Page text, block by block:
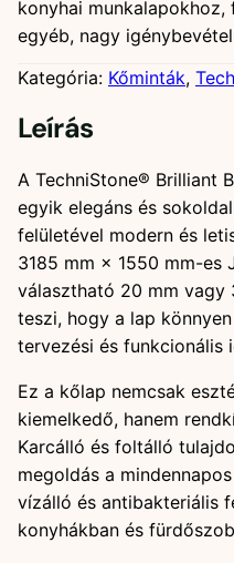
konyhai
egyéb, nagy
Kategória: Kőminták,
Leírás
A TechniStone® Brilliant
egyik elegáns és
felületével modern és
3185 mm × 1550 mm-es
választható 20 mm vagy
teszi, hogy a lap
tervezési és funkcionális
Ez a kőlap nemcsak
kiemelkedő, hanem
Karcálló és foltálló
megoldás a
vízálló és antibakteriális
konyhákban és